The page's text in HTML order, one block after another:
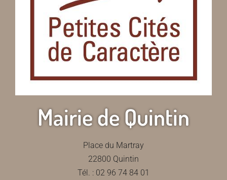
Mairie de Quintin
Place du Martray
22800 Quintin
Tél. : 02 96 74 84 01